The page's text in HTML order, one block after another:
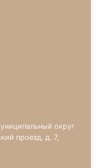
округ
проезд, д. 7,